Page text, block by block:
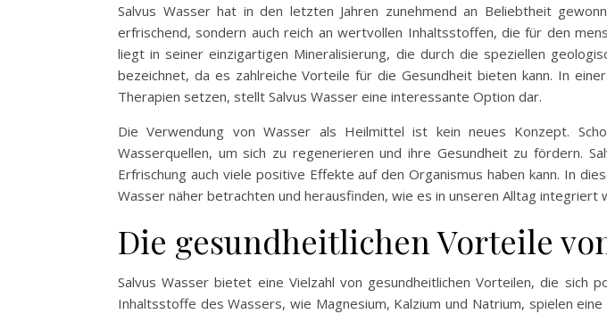
Salvus Wasser hat in den letzten Jahren zunehmend an Beliebtheit
erfrischend, sondern auch reich an wertvollen Inhaltsstoffen, die für den
liegt in seiner einzigartigen Mineralisierung, die durch die speziellen
bezeichnet, da es zahlreiche Vorteile für die Gesundheit bieten kann. In
Therapien setzen, stellt Salvus Wasser eine interessante Option dar.
Die Verwendung von Wasser als Heilmittel ist kein neues Konzept.
Wasserquellen, um sich zu regenerieren und ihre Gesundheit zu fördern.
Erfrischung auch viele positive Effekte auf den Organismus haben kann. In
Wasser näher betrachten und herausfinden, wie es in unseren Alltag integriert
Die gesundheitlichen Vorteile
Salvus Wasser bietet eine Vielzahl von gesundheitlichen Vorteilen, die sich
Inhaltsstoffe des Wassers, wie Magnesium, Kalzium und Natrium, spielen